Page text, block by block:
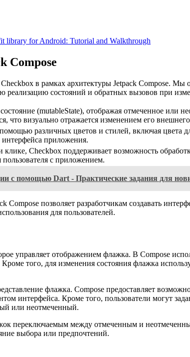
library for Android: Tutorial and Walkthrough
Compose
Checkbox в рамках архитектуры Jetpack Compose.
реализацию состояний и обратных вызовов при
(mutableState), отображая отмеченное или
что визуально отражается изменением его
различных цветов и стилей, включая цвета
интерфейса приложения.
Checkbox поддерживает возможность
с приложением.
с помощью Dart - Практические задания для
позволяет разработчикам создавать
для пользователей.
управляет отображением флажка. В Compose
того, для изменения состояния флажка
флажка. Compose предоставляет
интерфейса. Кроме того, пользователи могут
или неотмеченный.
переключаемым между отмеченным и
выбора или предпочтений.